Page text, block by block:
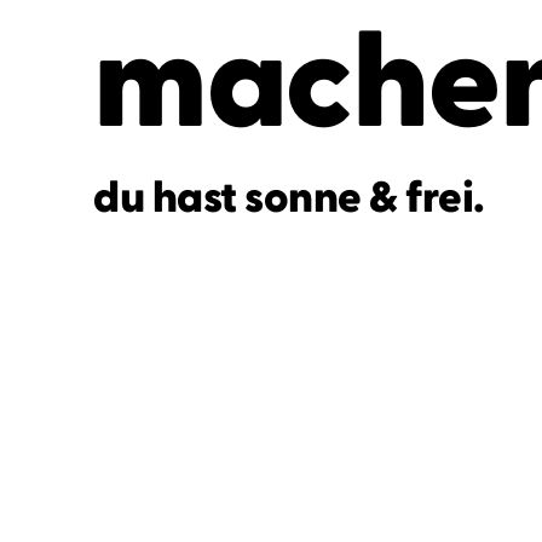
du hastsonne & frei.